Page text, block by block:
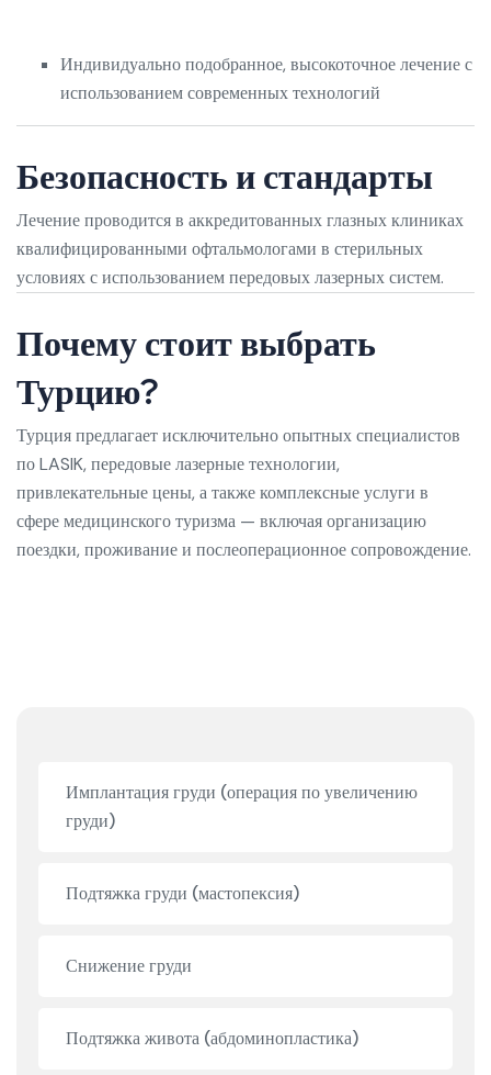
Индивидуально подобранное, высокоточное лечение с
использованием современных технологий
Безопасность и стандарты
Лечение проводится в аккредитованных глазных клиниках
квалифицированными офтальмологами в стерильных
условиях с использованием передовых лазерных систем.
Почему стоит выбрать
Турцию?
Турция предлагает исключительно опытных специалистов
по LASIK, передовые лазерные технологии,
привлекательные цены, а также комплексные услуги в
сфере медицинского туризма — включая организацию
поездки, проживание и послеоперационное сопровождение.
Имплантация груди (операция по увеличению
груди)
Подтяжка груди (мастопексия)
Снижение груди
Подтяжка живота (абдоминопластика)